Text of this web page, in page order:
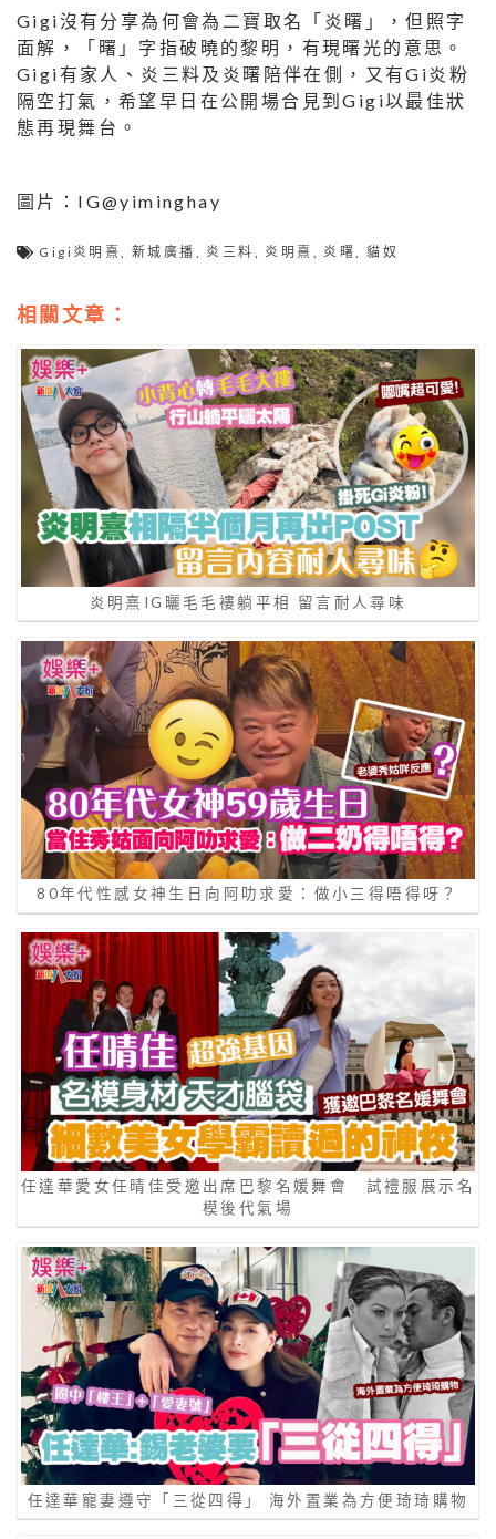
Gigi沒有分享為何會為二寶取名「炎曙」，但照字
面解，「曙」字指破曉的黎明，有現曙光的意思。
Gigi有家人、炎三料及炎曙陪伴在側，又有Gi炎粉
隔空打氣，希望早日在公開場合見到Gigi以最佳狀
態再現舞台。
圖片：IG@yiminghay
Gigi炎明熹 ,新城廣播 炎三料 炎明熹 炎曙 ,貓奴
相關文章：
炎明熹IG曬毛毛褸躺平相 留言耐人尋味
80年代性感女神生日向阿叻求愛：做小三得唔得呀？
任達華愛女任晴佳受邀出席巴黎名媛舞會 試禮服展示名
模後代氣場
任達華寵妻遵守「三從四得」 海外置業為方便琦琦購物